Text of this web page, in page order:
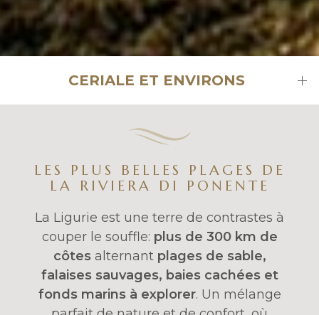
CERIALE ET ENVIRONS
LES PLUS BELLES PLAGES DE
LA RIVIERA DI PONENTE
La Ligurie est une terre de contrastes à
couper le souffle: plus de 300 km de
côtesalternant plages de sable,
falaises sauvages, baies cachées et
fonds marins à explorer. Un mélange